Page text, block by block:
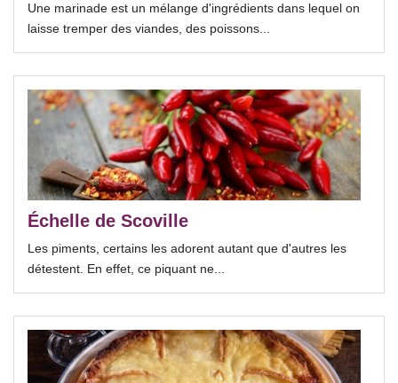
Une marinade est un mélange d'ingrédients dans lequel on
laisse tremper des viandes, des poissons...
Échelle de Scoville
Les piments, certains les adorent autant que d'autres les
détestent. En effet, ce piquant ne...